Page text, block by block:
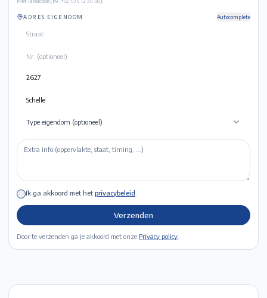
ADRES EIGENDOM Autocomplete
Type eigendom (optioneel)
Ik ga akkoord met het privacybeleid
Verzenden
Door te verzenden ga je akkoord met onze Privacy policy